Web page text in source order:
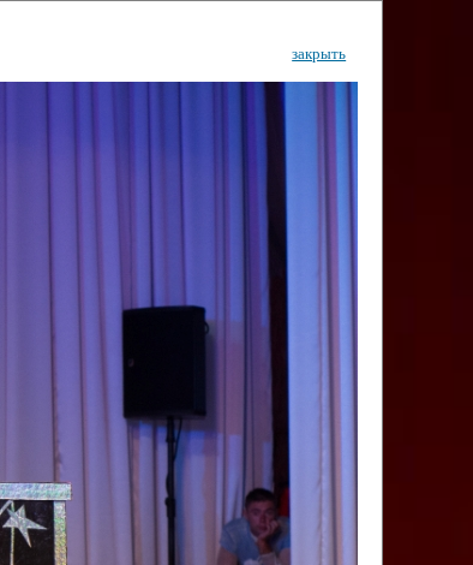
Контакты
закрыть